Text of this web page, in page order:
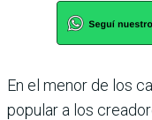
En el menor de los
popular a los